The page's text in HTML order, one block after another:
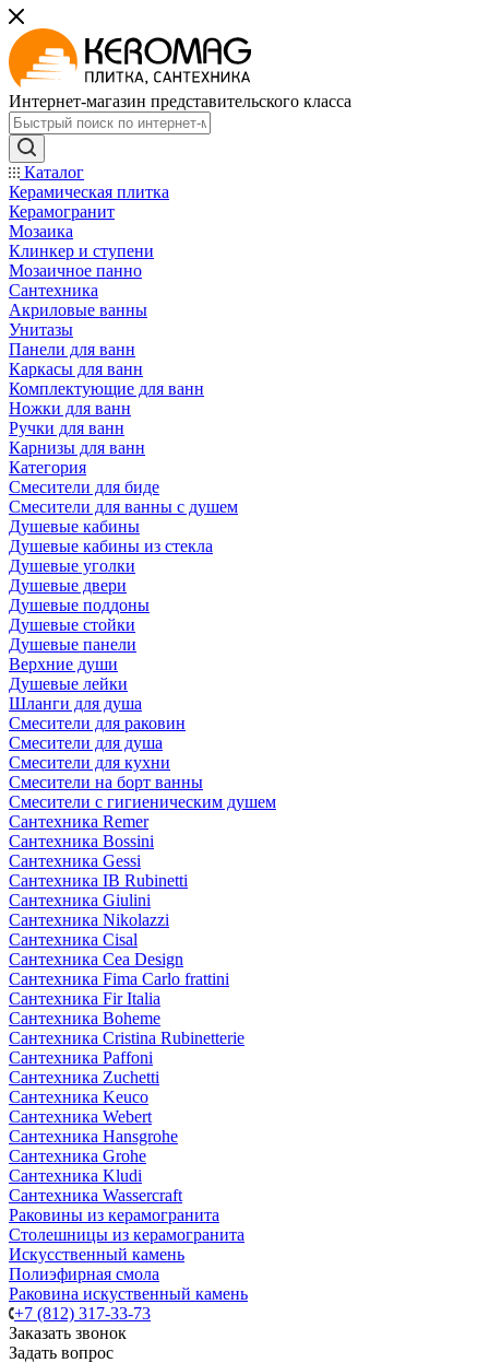
Интернет-магазин представительского класса
Каталог
Керамическая плитка
Керамогранит
Мозаика
Клинкер и ступени
Мозаичное панно
Сантехника
Акриловые ванны
Унитазы
Панели для ванн
Каркасы для ванн
Комплектующие для ванн
Ножки для ванн
Ручки для ванн
Карнизы для ванн
Категория
Смесители для биде
Смесители для ванны с душем
Душевые кабины
Душевые кабины из стекла
Душевые уголки
Душевые двери
Душевые поддоны
Душевые стойки
Душевые панели
Верхние души
Душевые лейки
Шланги для душа
Смесители для раковин
Смесители для душа
Смесители для кухни
Смесители на борт ванны
Смесители с гигиеническим душем
Сантехника Remer
Сантехника Bossini
Сантехника Gessi
Сантехника IB Rubinetti
Сантехника Giulini
Сантехника Nikolazzi
Сантехника Cisal
Сантехника Cea Design
Сантехника Fima Carlo frattini
Сантехника Fir Italia
Сантехника Boheme
Сантехника Cristina Rubinetterie
Сантехника Paffoni
Сантехника Zuchetti
Сантехника Keuco
Сантехника Webert
Сантехника Hansgrohe
Сантехника Grohe
Сантехника Kludi
Сантехника Wassercraft
Раковины из керамогранита
Столешницы из керамогранита
Искусственный камень
Полиэфирная смола
Раковина искуственный камень
+7 (812) 317-33-73
Заказать звонок
Задать вопрос